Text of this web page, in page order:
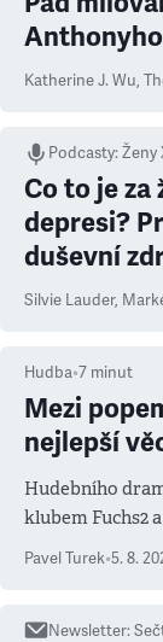
Katherine J. Wu,
Podcasty:Ženy
Co to je za
depresi?
duševní
Silvie Lauder,
Hudba•7 minut
Mezi
nejlepší
Hudebního
klubem Fuchs2
ale atmosféra
Pavel Turek•5. 8.
Newsletter: